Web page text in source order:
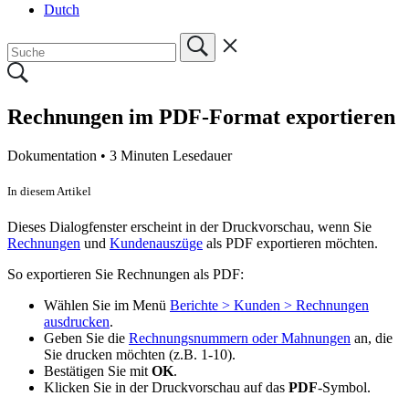
Dutch
Rechnungen im PDF-Format exportieren
Dokumentation • 3 Minuten Lesedauer
In diesem Artikel
Dieses Dialogfenster erscheint in der Druckvorschau, wenn Sie
Rechnungen und Kundenauszüge als PDF exportieren möchten.
So exportieren Sie Rechnungen als PDF:
Wählen Sie im Menü Berichte > Kunden > Rechnungen
ausdrucken.
Geben Sie die Rechnungsnummern oder Mahnungen an, die
Sie drucken möchten (z.B. 1-10).
Bestätigen Sie mit OK.
Klicken Sie in der Druckvorschau auf das PDF-Symbol.